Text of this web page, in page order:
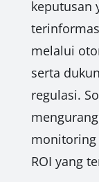
keputusan
melalui
serta
regulasi.
monitoring
ROI yang